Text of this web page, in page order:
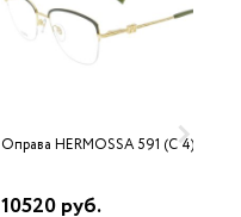
Оправа HERMOSSA 591 (C 4)
10520 руб.